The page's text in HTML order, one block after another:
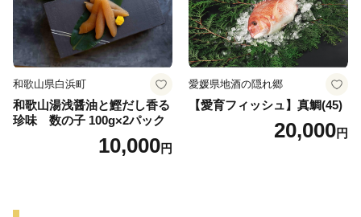
和歌山県白浜町
和歌山湯浅醤油と鰹だし香る
珍味 数の子 100g×2パック
10,000円
愛媛県地酒の隠れ郷
【愛育フィッシュ】真鯛(45)
20,000円